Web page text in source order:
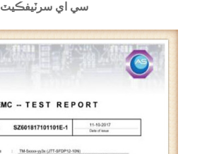
سي اي سرٽيفڪيٽ